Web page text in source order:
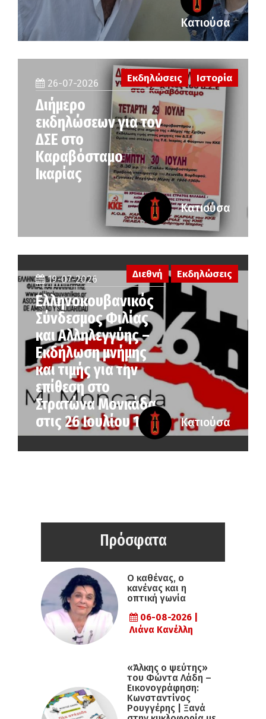
Κατιούσα
26-07-2026
Διήμερο
εκδηλώσεων για τον
ΔΣΕ στο
Καραβόσταμο
Ικαρίας
Εκδηλώσεις Ιστορία
Κατιούσα
19-07-2026
Ελληνοκουβανικός
Σύνδεσμος Φιλίας
και Αλληλεγγύης –
Εκδήλωση μνήμης
και τιμής για την
επίθεση στο
Στρατώνα Μονκάδα
στις 26 Ιουλίου 1953
Διεθνή Εκδηλώσεις
Κατιούσα
Πρόσφατα
Ο καθένας, ο
κανένας και η
οπτική γωνία
06-08-2026 |
Λιάνα Κανέλλη
«Άλκης ο ψεύτης»
του Φώντα Λάδη –
Εικονογράφηση:
Κωνσταντίνος
Ρουγγέρης | Ξανά